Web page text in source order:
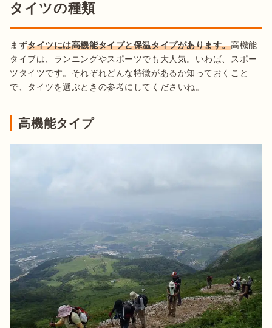
タイツの種類
まずタイツには高機能タイプと保温タイプがあります。高機能
タイプは、ランニングやスポーツでも大人気。いわば、スポー
ツタイツです。それぞれどんな特徴があるか知っておくこと
で、タイツを選ぶときの参考にしてくださいね。
高機能タイプ